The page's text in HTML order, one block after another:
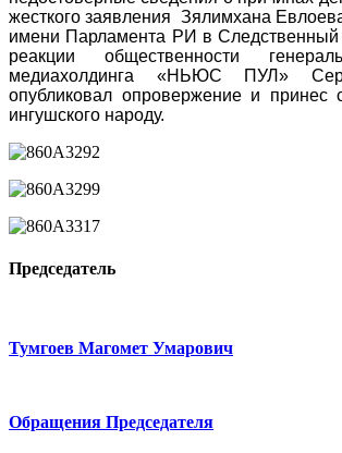
жесткого заявления Зялимхана
имени Парламента РИ в Следственный
реакции общественности
медиахолдинга «НЬЮС ПУЛ»
опубликовал опровержение и принес
ингушского народу.
Председатель
Тумгоев Магомет Умарович
Обращения Председателя